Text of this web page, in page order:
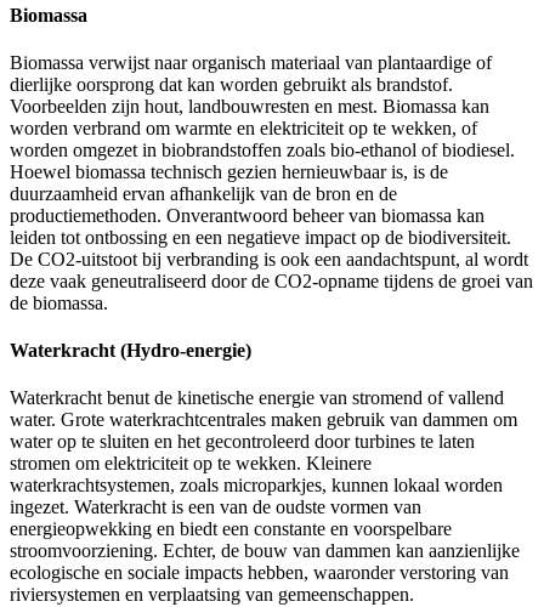
Biomassa
Biomassa verwijst naar organisch materiaal van plantaardige of
dierlijke oorsprong dat kan worden gebruikt als brandstof.
Voorbeelden zijn hout, landbouwresten en mest. Biomassa kan
worden verbrand om warmte en elektriciteit op te wekken, of
worden omgezet in biobrandstoffen zoals bio-ethanol of biodiesel.
Hoewel biomassa technisch gezien hernieuwbaar is, is de
duurzaamheid ervan afhankelijk van de bron en de
productiemethoden. Onverantwoord beheer van biomassa kan
leiden tot ontbossing en een negatieve impact op de biodiversiteit.
De CO2-uitstoot bij verbranding is ook een aandachtspunt, al wordt
deze vaak geneutraliseerd door de CO2-opname tijdens de groei van
de biomassa.
Waterkracht (Hydro-energie)
Waterkracht benut de kinetische energie van stromend of vallend
water. Grote waterkrachtcentrales maken gebruik van dammen om
water op te sluiten en het gecontroleerd door turbines te laten
stromen om elektriciteit op te wekken. Kleinere
waterkrachtsystemen, zoals microparkjes, kunnen lokaal worden
ingezet. Waterkracht is een van de oudste vormen van
energieopwekking en biedt een constante en voorspelbare
stroomvoorziening. Echter, de bouw van dammen kan aanzienlijke
ecologische en sociale impacts hebben, waaronder verstoring van
riviersystemen en verplaatsing van gemeenschappen.